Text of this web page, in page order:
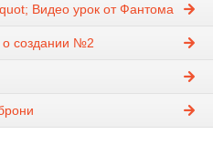
Видео урок от Фантома
создании №2